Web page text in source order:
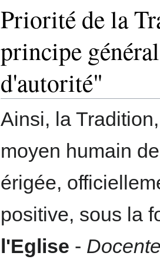
Priorité de la
principe
d'autorité"
Ainsi, la
moyen humain
érigée,
positive, sous la
l'Eglise -